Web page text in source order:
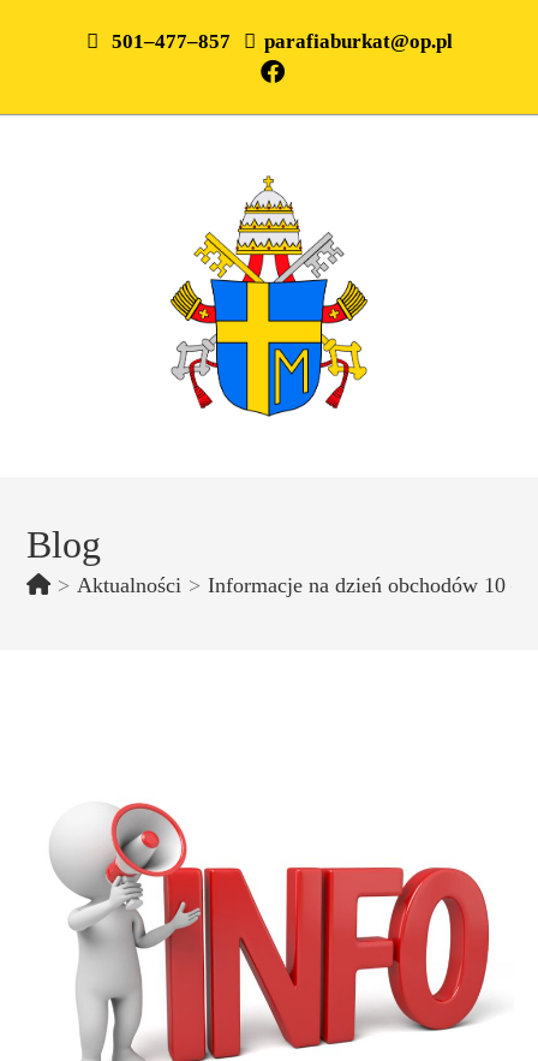
501–477–857 parafiaburkat@op.pl
Blog
> Aktualności > Informacje na dzień obchodów 10 –